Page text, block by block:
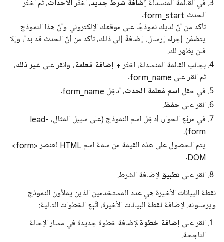
في القائمة المنسدلة إضافة شرط جديد، اختَرالأحداث، ثم اختَر
الحدث form_start.
تأكّد من أنّ لديك نموذجًا على موقعك الإلكتروني وأنّ هذا النموذج
يتضمّن إجراء إرسال. إضافةً إلى ذلك، تأكّد من أنّ الحدث قد بدأ، وإلا
فلن يظهر لك.
بجانب القائمة المنسدلة، اختَر + إضافة مَعلمة، وانقر على غير ذلك،
ثم انقر على form_name.
في حقل اسم مَعلمة الحدث، أدخِل form_name.
انقر على حفظ.
في مربّع الحوار، أدخِل اسم النموذج (على سبيل المثال، lead-
form).
يتم الحصول على هذه القيمة من سمة اسم HTML لعنصر ‎<form>
DOM.
انقر على تطبيق لإضافة الشرط.
نقطة البيانات الأخيرة هي عدد المستخدمين الذين يملأون النموذج
ويرسلونه. لإضافة نقطة البيانات الأخيرة، اتّبِع الخطوات التالية:
انقر على إضافة خطوة لإضافة خطوة جديدة في مسار الإحالة
الناجحة.